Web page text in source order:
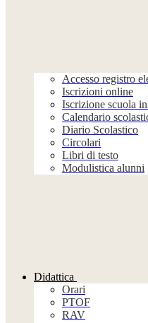
Accesso registro
Iscrizioni online
Iscrizione scuola
Calendario
Diario Scolastico
Circolari
Libri di testo
Modulistica alunni
Didattica
Orari
PTOF
RAV